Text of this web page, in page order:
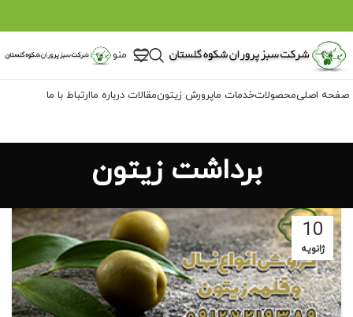
منو
صفحه اصلیمحصولاتخدمات ماپرورش زیتونمقالات درباره ماارتباط با ما
برداشت زیتون
10
ژانویه